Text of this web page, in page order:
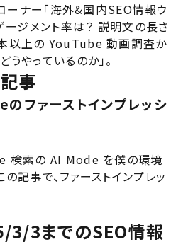
ナー「海外&国内SEO情報ウ
ージメント率は？ 説明文の長さ
以上の YouTube 動画調査か
やっているのか」。
事
ァーストインプレッシ
検索の AI Mode を僕の環境
記事で、ファーストインプレッ
3までのSEO情報